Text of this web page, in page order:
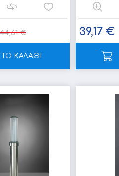
44,61 €
ΚΑΛΑΘΙ
39,17 €